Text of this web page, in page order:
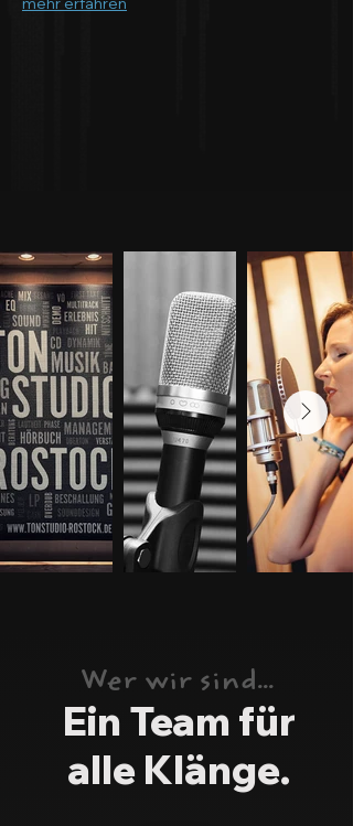
Ein Team für
alle Klänge.
Wer wir sind...